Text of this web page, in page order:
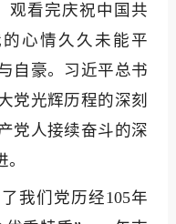
观看完庆祝中国共
心情久久未能平
自豪。习近平总书
党光辉历程的深刻
党人接续奋斗的深
我们党历经105年